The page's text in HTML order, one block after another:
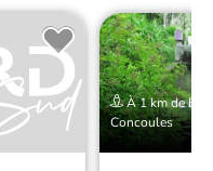
À 1 km de
Concoules